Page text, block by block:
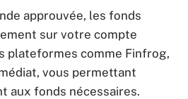
approuvée, les fonds
sur votre compte
plateformes comme Finfrog,
vous permettant
aux fonds nécessaires.